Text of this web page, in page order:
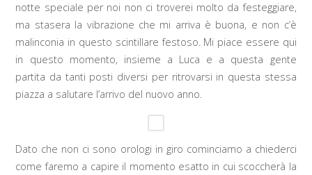
notte speciale per noi non ci troverei molto da festeggiare,
ma stasera la vibrazione che mi arriva è buona, e non c’è
malinconia in questo scintillare festoso. Mi piace essere qui
in questo momento, insieme a Luca e a questa gente
partita da tanti posti diversi per ritrovarsi in questa stessa
piazza a salutare l’arrivo del nuovo anno.
Dato che non ci sono orologi in giro cominciamo a chiederci
come faremo a capire il momento esatto in cui scoccherà la